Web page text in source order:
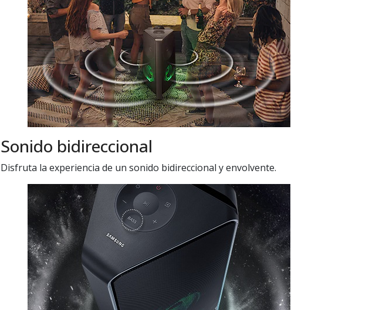
Sonido bidireccional
Disfruta la experiencia de un sonido bidireccional y envolvente.